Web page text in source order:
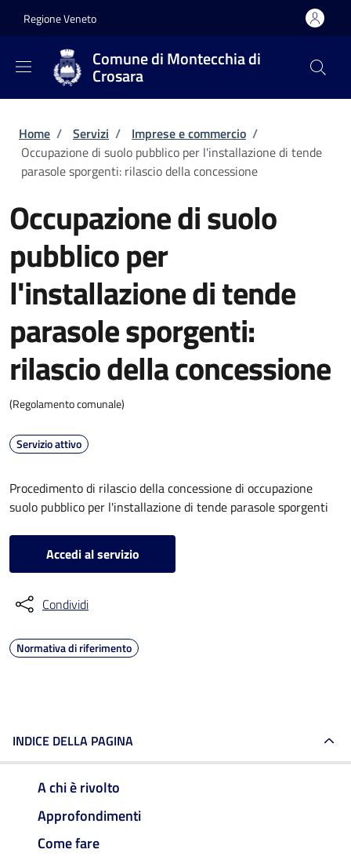
Regione Veneto
Comune di Montecchia di
Crosara
Briciole di pane
Home / Servizi / Imprese e commercio /
Occupazione di suolo pubblico per l'installazione di tende
parasole sporgenti: rilascio della concessione
Occupazione di suolo
pubblico per
l'installazione di tende
parasole sporgenti:
rilascio della concessione
(Regolamento comunale)
Servizio attivo
Procedimento di rilascio della concessione di occupazione
suolo pubblico per l'installazione di tende parasole sporgenti
Accedi al servizio
Condividi
Normativa di riferimento
INDICE DELLA PAGINA
A chi è rivolto
Approfondimenti
Come fare